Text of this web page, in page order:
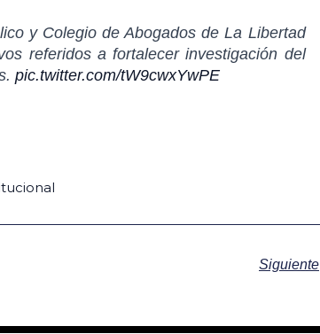
y Colegio de Abogados de La Libertad
referidos a fortalecer investigación del
pic.twitter.com/tW9cwxYwPE
Siguiente